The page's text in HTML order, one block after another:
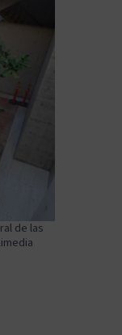
de las